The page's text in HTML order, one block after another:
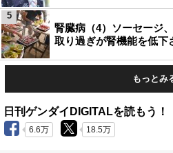
腎臓病（4）ソーセージ
取り過ぎが腎機能を低下
5
もっとみ
日刊ゲンダイDIGITALを読もう！
6.6万 18.5万